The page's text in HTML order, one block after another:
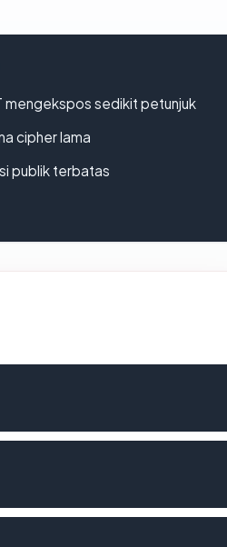
mengekspos sedikit petunjuk
cipher lama
publik terbatas